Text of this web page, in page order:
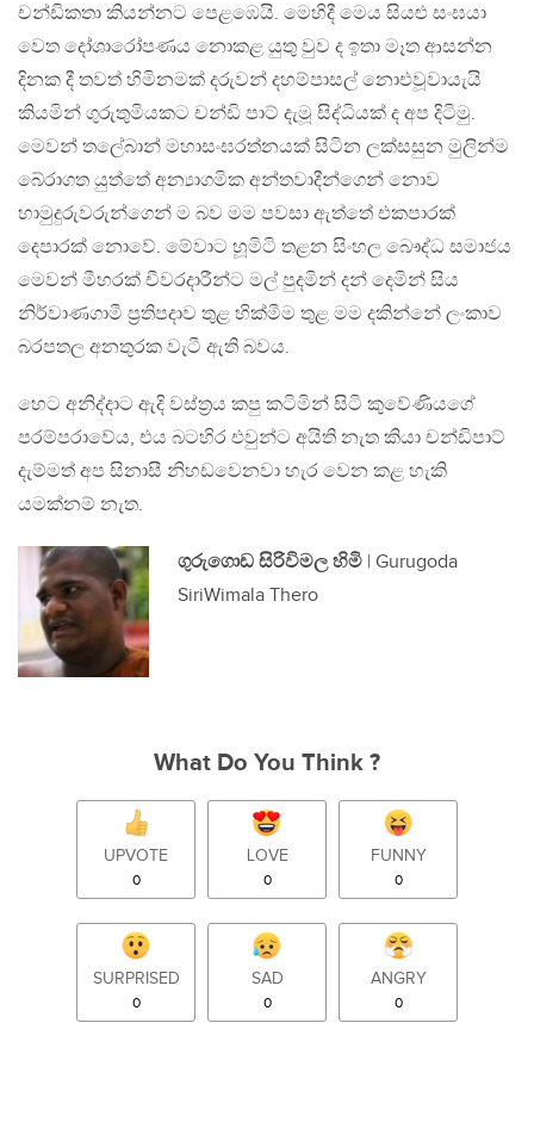
චන්ඩිකතා කියන්නට පෙළඹෙයි. මෙහිදී මෙය සියළු සංඝයා
වෙත දෝශාරෝපණය නොකළ යුතු වුව ද ඉතා මෑත ආසන්න
දිනක දී තවත් හිමිනමක් දරුවන් දහම්පාසල් නොඑවූවායැයි
කියමින් ගුරුතුමියකට චන්ඩි පාට් දැමූ සිද්ධියක් ද අප දිටිමු.
මෙවන් තලේබාන් මහාසංඝරත්නයක් සිටින ලක්සසුන මුලින්ම
බේරාගත යුත්තේ අන්‍යාගමික අන්තවාදීන්ගෙන් නොව
හාමුදුරුවරුන්ගෙන් ම බව මම පවසා ඇත්තේ එකපාරක්
දෙපාරක් නොවේ. මේවාට හූමිටි තළන සිංහල බෞද්ධ සමාජය
මෙවන් මීහරක් චීවරදාරීන්ට මල් පුදමින් දන් දෙමින් සිය
නිර්වාණගාමී ප්‍රතිපදාව තුළ හික්මීම තුළ මම දකින්නේ ලංකාව
බරපතල අනතුරක වැටී ඇති බවය.
‍හෙට අනිද්දාට ඇදි වස්ත්‍රය කපු කටිමින් සිටි කුවේණියගේ
පරම්පරාවේය, එය බටහිර එවුන්ට අයිති නැත කියා චන්ඩිපාට්
දැම්මත් අප සිනාසී නිහඩවෙනවා හැර වෙන කළ හැකි
යමක්නම් නැත.
ගුරුගොඩ සිරිවිමල හිමි | Gurugoda
SiriWimala Thero
What Do You Think ?
UPVOTE
0
LOVE
0
FUNNY
0
SURPRISED
0
SAD
0
ANGRY
0